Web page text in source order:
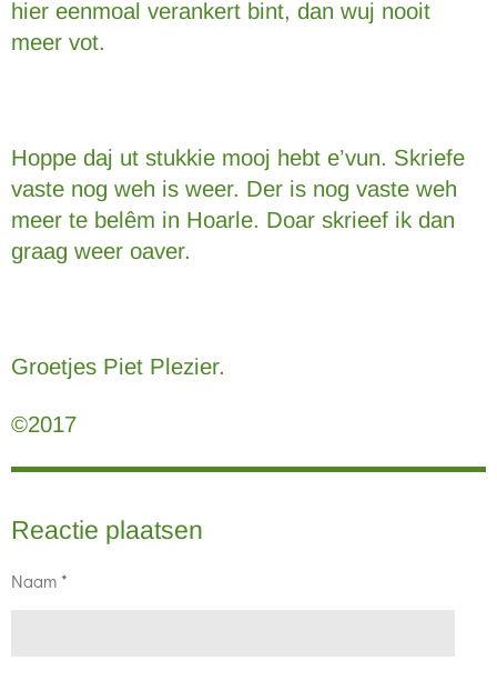
hier eenmoal verankert bint, dan wuj nooit
meer vot.
Hoppe daj ut stukkie mooj hebt e’vun. Skriefe
vaste nog weh is weer. Der is nog vaste weh
meer te belêm in Hoarle. Doar skrieef ik dan
graag weer oaver.
Groetjes Piet Plezier.
©2017
Reactie plaatsen
Naam *